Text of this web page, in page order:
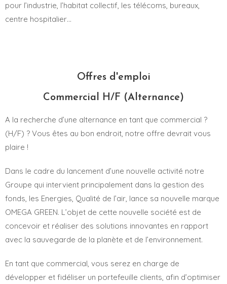
pour l’industrie, l’habitat collectif, les télécoms, bureaux,
centre hospitalier…
Offres d'emploi
Commercial H/F (Alternance)
A la recherche d’une alternance en tant que commercial ?
(H/F) ? Vous êtes au bon endroit, notre offre devrait vous
plaire !
Dans le cadre du lancement d’une nouvelle activité notre
Groupe qui intervient principalement dans la gestion des
fonds, les Energies, Qualité de l’air, lance sa nouvelle marque
OMEGA GREEN. L’objet de cette nouvelle société est de
concevoir et réaliser des solutions innovantes en rapport
avec la sauvegarde de la planète et de l’environnement.
En tant que commercial, vous serez en charge de
développer et fidéliser un portefeuille clients, afin d’optimiser